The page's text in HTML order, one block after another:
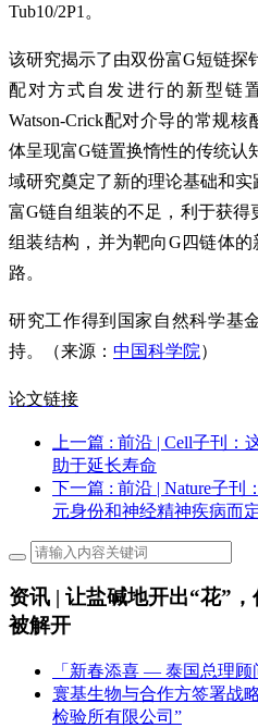
Tub10/2P1。
该研究揭示了由双份富G短链探
配对方式自发进行的新型链
Watson-Crick配对介导的常规
体呈现富G链置换惰性的传统认
域研究奠定了新的理论基础和
富G链自组装的不足，利于获
组装结构，并为靶向G四链体
路。
研究工作得到国家自然科学基
持。（来源： 中国科学院）
论文链接
上一篇 : 前沿 | Cell子刊：
助于延长寿命
下一篇 : 前沿 | Nature子
元身份和神经精神疾病而
资讯 | 让盐碱地开出“花”
被解开
「新春添喜 — 泰国总理顾
寰基生物与合作方签署战
检验所有限公司”